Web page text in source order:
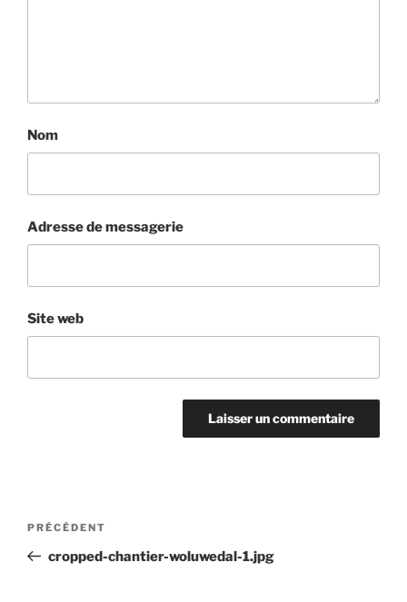
Nom
Adresse de messagerie
Site web
Navigation
l’article
Article
précédent
PRÉCÉDENT
cropped-chantier-woluwedal-1.jpg